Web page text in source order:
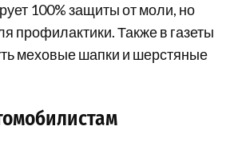
100% защиты от моли, но
профилактики. Также в газеты
меховые шапки и шерстяные